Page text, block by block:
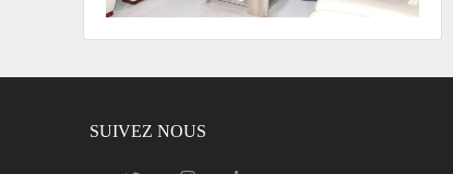
SUIVEZ NOUS